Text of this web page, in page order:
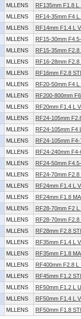
MLLENS
RF135mm F1.8 L
MLLENS
RF14-35mm F4 L
MLLENS
RF14mm F1.4 L
MLLENS
RF15-30mm
MLLENS
RF15-35mm F2.8
MLLENS
RF16-28mm F2.8
MLLENS
RF16mm F2.8
MLLENS
RF20-50mm F4 L
MLLENS
RF200-800mm
MLLENS
RF20mm F1.4 L
MLLENS
RF24-105mm
MLLENS
RF24-105mm F4
MLLENS
RF24-105mm
MLLENS
RF24-240mm
MLLENS
RF24-50mm
MLLENS
RF24-70mm F2.8
MLLENS
RF24mm F1.4 L
MLLENS
RF24mm F1.8
MLLENS
RF28-70mm F2 L
MLLENS
RF28-70mm F2.8
MLLENS
RF28mm F2.8
MLLENS
RF35mm F1.4 L
MLLENS
RF35mm F1.8
MLLENS
RF400mm F2.8 L
MLLENS
RF45mm F1.2
MLLENS
RF50mm F1.2 L
MLLENS
RF50mm F1.4 L
MLLENS
RF50mm F1.8